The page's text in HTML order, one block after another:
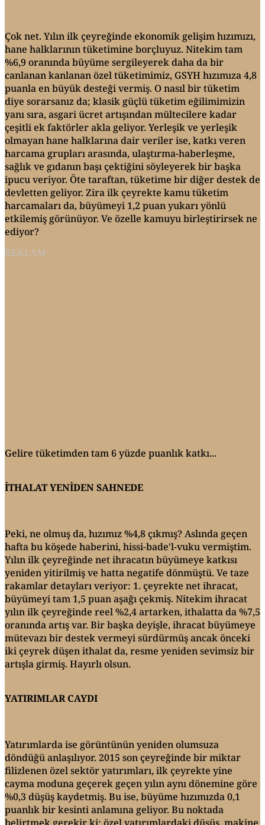
Çok net. Yılın ilk çeyreğinde ekonomik gelişim hızımızı,
hane halklarının tüketimine borçluyuz. Nitekim tam
%6,9 oranında büyüme sergileyerek daha da bir
canlanan kanlanan özel tüketimimiz, GSYH hızımıza 4,8
puanla en büyük desteği vermiş. O nasıl bir tüketim
diye sorarsanız da; klasik güçlü tüketim eğilimimizin
yanı sıra, asgari ücret artışından mültecilere kadar
çeşitli ek faktörler akla geliyor. Yerleşik ve yerleşik
olmayan hane halklarına dair veriler ise, katkı veren
harcama grupları arasında, ulaştırma-haberleşme,
sağlık ve gıdanın başı çektiğini söyleyerek bir başka
ipucu veriyor. Öte taraftan, tüketime bir diğer destek de
devletten geliyor. Zira ilk çeyrekte kamu tüketim
harcamaları da, büyümeyi 1,2 puan yukarı yönlü
etkilemiş görünüyor. Ve özelle kamuyu birleştirirsek ne
ediyor?
REKLAM
Gelire tüketimden tam 6 yüzde puanlık katkı...
İTHALAT YENİDEN SAHNEDE
Peki, ne olmuş da, hızımız %4,8 çıkmış? Aslında geçen
hafta bu köşede haberini, hissi-bade'l-vuku vermiştim.
Yılın ilk çeyreğinde net ihracatın büyümeye katkısı
yeniden yitirilmiş ve hatta negatife dönmüştü. Ve taze
rakamlar detayları veriyor: 1. çeyrekte net ihracat,
büyümeyi tam 1,5 puan aşağı çekmiş. Nitekim ihracat
yılın ilk çeyreğinde reel %2,4 artarken, ithalatta da %7,5
oranında artış var. Bir başka deyişle, ihracat büyümeye
mütevazı bir destek vermeyi sürdürmüş ancak önceki
iki çeyrek düşen ithalat da, resme yeniden sevimsiz bir
artışla girmiş. Hayırlı olsun.
YATIRIMLAR CAYDI
Yatırımlarda ise görüntünün yeniden olumsuza
döndüğü anlaşılıyor. 2015 son çeyreğinde bir miktar
filizlenen özel sektör yatırımları, ilk çeyrekte yine
cayma moduna geçerek geçen yılın aynı dönemine göre
%0,3 düşüş kaydetmiş. Bu ise, büyüme hızımızda 0,1
puanlık bir kesinti anlamına geliyor. Bu noktada